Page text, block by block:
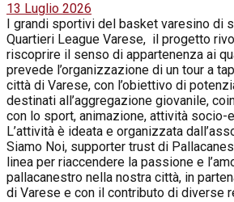
13 Luglio 2026
I grandi sportivi del basket varesino di
Quartieri League Varese, il progetto
riscoprire il senso di appartenenza ai
prevede l’organizzazione di un tour a
città di Varese, con l’obiettivo di
destinati all’aggregazione giovanile,
con lo sport, animazione, attività socio-
L’attività è ideata e organizzata
Siamo Noi, supporter trust di
linea per riaccendere la passione e
pallacanestro nella nostra città, in
di Varese e con il contributo di diverse